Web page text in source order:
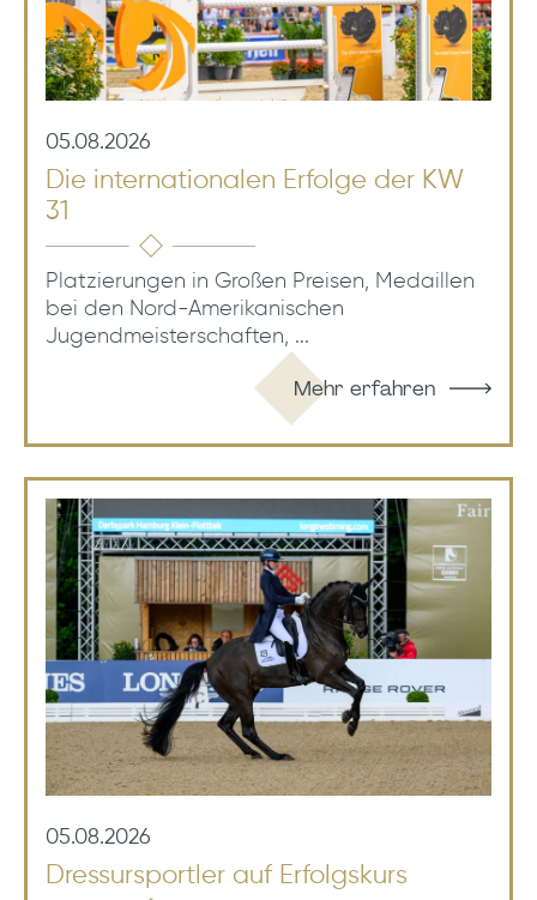
05.08.2026
Die internationalen Erfolge der KW
31
Platzierungen in Großen Preisen, Medaillen
bei den Nord-Amerikanischen
Jugendmeisterschaften, ...
Mehr erfahren
05.08.2026
Dressursportler auf Erfolgskurs